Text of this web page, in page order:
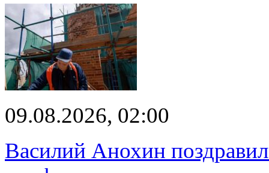
09.08.2026, 02:00
Василий Анохин